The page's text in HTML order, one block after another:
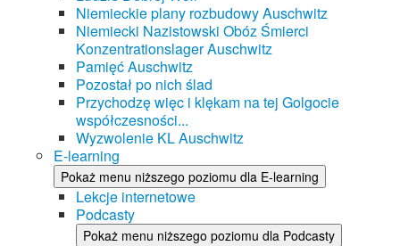
Niemieckie plany rozbudowy Auschwitz
Niemiecki Nazistowski Obóz Śmierci
Konzentrationslager Auschwitz
Pamięć Auschwitz
Pozostał po nich ślad
Przychodzę więc i klękam na tej Golgocie
współczesności...
Wyzwolenie KL Auschwitz
E-learning
Pokaż menu niższego poziomu dla E-learning
Lekcje internetowe
Podcasty
Pokaż menu niższego poziomu dla Podcasty